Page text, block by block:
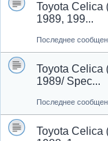
Toyota Celica
1989, 199...
Последнее
Toyota Celica
1989/ Spec...
Последнее
Toyota Celica